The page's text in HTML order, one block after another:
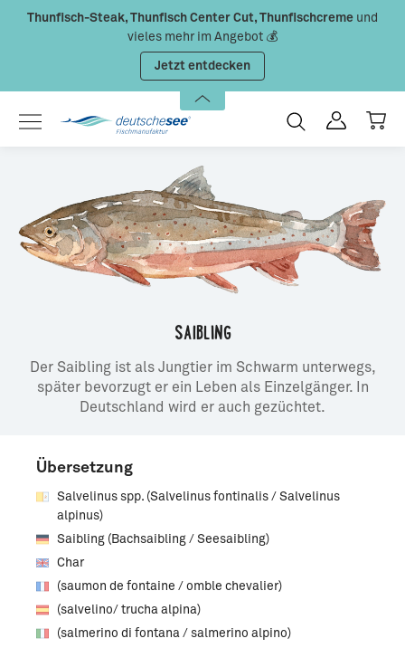
Zum Hauptinhalt springen
Thunfisch-Steak, Thunfisch Center Cut, Thunfischcreme und
vieles mehr im Angebot 💰
Jetzt entdecken
SAIBLING
Der Saibling ist als Jungtier im Schwarm unterwegs,
später bevorzugt er ein Leben als Einzelgänger. In
Deutschland wird er auch gezüchtet.
Übersetzung
Salvelinus spp. (Salvelinus fontinalis / Salvelinus
alpinus)
Saibling (Bachsaibling / Seesaibling)
Char
(saumon de fontaine / omble chevalier)
(salvelino/ trucha alpina)
(salmerino di fontana / salmerino alpino)